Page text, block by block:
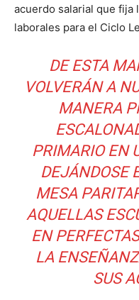
acuerdo salarial que fija
laborales para el Ciclo
DE ESTA
VOLVERÁN A
MANERA
PRIMARIO EN
DEJÁNDOSE
MESA
AQUELLAS
EN
LA
SUS